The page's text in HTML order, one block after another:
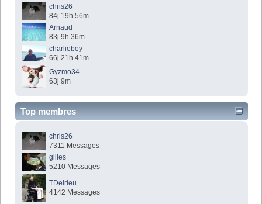
chris26
84j 19h 56m
Arnaud
83j 9h 36m
charlieboy
66j 21h 41m
Gyzmo34
63j 9m
Top membres
chris26
7311 Messages
gilles
5210 Messages
TDelrieu
4142 Messages